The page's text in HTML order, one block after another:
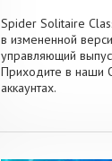
Spider Solitaire
в измененной
управляющий
Приходите в наши
аккаунтах.